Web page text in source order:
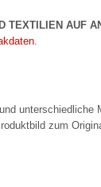
TEXTILIEN AUF
unterschiedliche
zum